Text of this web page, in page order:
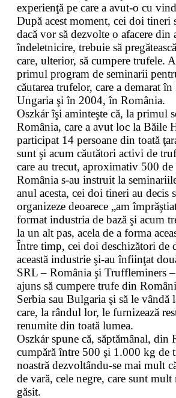
experienţă pe care a avut-o cu
După acest moment, cei doi tineri
dacă vor să dezvolte o afacere din
îndeletnicire, trebuie să
care, ulterior, să cumpere trufele.
primul program de seminarii
căutarea trufelor, care a demarat
Ungaria şi în 2004, în România.
Oszkár îşi aminteşte că, la primul
România, care a avut loc la Băile
participat 14 persoane din toată
sunt şi acum căutători activi de
care au trecut, aproximativ 500 de
România s-au instruit la
anul acesta, cei doi tineri au decis
organizeze deoarece „am
format industria de bază şi acum
la un alt pas, acela de a forma
Între timp, cei doi deschizători de
această industrie şi-au înfiinţat
SRL – România şi Truffleminers
ajuns să cumpere trufe din
Serbia sau Bulgaria şi să le
care, la rândul lor, le furnizează
renumite din toată lumea.
Oszkár spune că, săptămânal, din
cumpără între 500 şi 1.000 kg de
noastră dezvoltându-se mai mult
de vară, cele negre, care sunt mult
găsit.